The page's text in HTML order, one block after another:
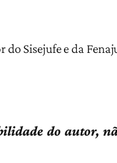
Sisejufe e da
do autor,